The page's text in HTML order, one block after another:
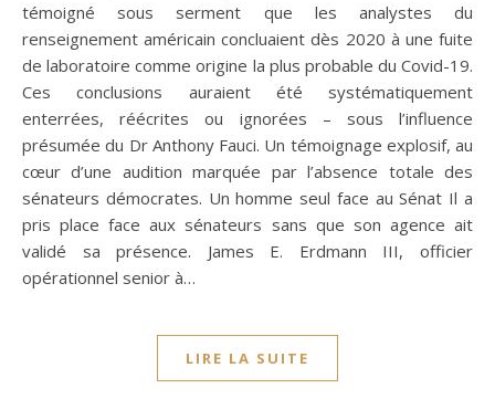
témoigné sous serment que les analystes du
renseignement américain concluaient dès 2020 à une fuite
de laboratoire comme origine la plus probable du Covid-19.
Ces conclusions auraient été systématiquement
enterrées, réécrites ou ignorées – sous l’influence
présumée du Dr Anthony Fauci. Un témoignage explosif, au
cœur d’une audition marquée par l’absence totale des
sénateurs démocrates. Un homme seul face au Sénat Il a
pris place face aux sénateurs sans que son agence ait
validé sa présence. James E. Erdmann III, officier
opérationnel senior à…
LIRE LA SUITE